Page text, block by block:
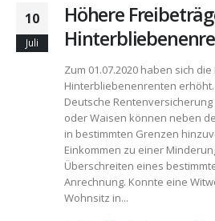
10
Juli
Höhere
Zum 01.07.2020 haben sich
Hinterbliebenenrenten
Deutsche
oder Waisen können neben
in bestimmten Grenzen
Einkommen zu einer
Überschreiten eines
Anrechnung. Konnte eine
Wohnsitz in...